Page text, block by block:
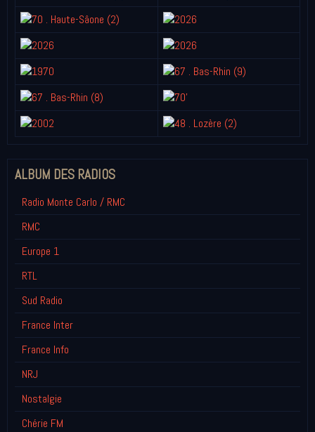
ALBUM DES RADIOS
Radio Monte Carlo / RMC
RMC
Europe 1
RTL
Sud Radio
France Inter
France Info
NRJ
Nostalgie
Chérie FM